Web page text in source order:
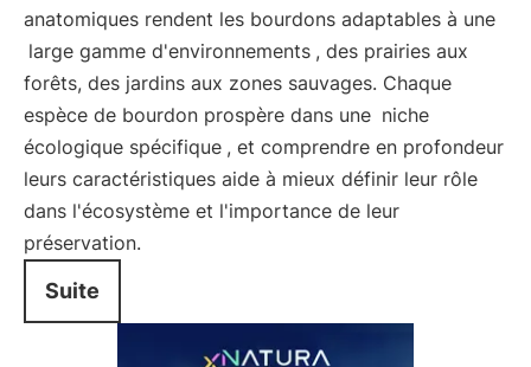
anatomiques rendent les bourdons adaptables à une
large gamme d'environnements , des prairies aux
forêts, des jardins aux zones sauvages. Chaque
espèce de bourdon prospère dans une niche
écologique spécifique , et comprendre en profondeur
leurs caractéristiques aide à mieux définir leur rôle
dans l'écosystème et l'importance de leur
préservation.
Suite